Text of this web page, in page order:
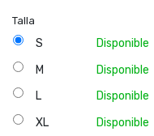
Talla
S
Disponible
M
Disponible
L
Disponible
XL
Disponible